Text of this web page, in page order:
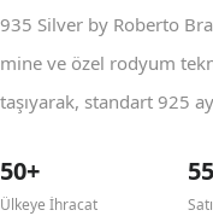
935 Silver by Roberto
mine ve özel rodyum
taşıyarak, standart 925
50+
Ülkeye İhracat